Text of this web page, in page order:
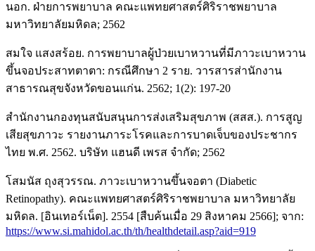
นอก. ฝ่ายการพยาบาล คณะแพทยศาสตร์ศิริราชพยาบาล
มหาวิทยาลัยมหิดล; 2562
สมใจ แสงสร้อย. การพยาบาลผู้ป่วยเบาหวานที่มีภาวะเบาหวาน
ขึ้นจอประสาทตาตา: กรณีศึกษา 2 ราย. วารสารส่านักงาน
สาธารณสุขจังหวัดขอนแก่น. 2562; 1(2): 197-20
สำนักงานกองทุนสนับสนุนการส่งเสริมสุขภาพ (สสส.). การสูญ
เสียสุขภาวะ รายงานภาระโรคและการบาดเจ็บของประชากร
ไทย พ.ศ. 2562. บริษัท แฮนดี เพรส จำกัด; 2562
โสมนัส ถุงสุวรรณ. ภาวะเบาหวานขึ้นจอตา (Diabetic
Retinopathy). คณะแพทยศาสตร์ศิริราชพยาบาล มหาวิทยาลัย
มหิดล. [อินเทอร์เน็ต]. 2554 [สืบค้นเมื่อ 29 สิงหาคม 2566]; จาก:
https://www.si.mahidol.ac.th/th/healthdetail.asp?aid=919